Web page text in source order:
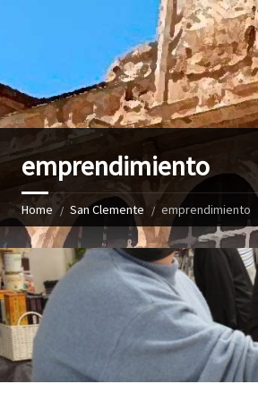
emprendimiento
Home San Clemente emprendimiento